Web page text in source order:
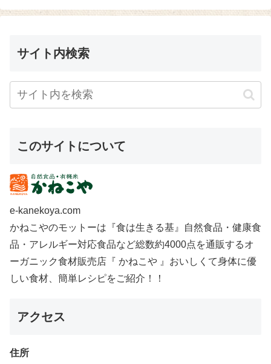
サイト内検索
このサイトについて
e-kanekoya.com
かねこやのモットーは『食は生きる基』自然食品・健康食
品・アレルギー対応食品など総数約4000点を通販するオ
ーガニック食材販売店『 かねこや 』おいしくて身体に優
しい食材、簡単レシピをご紹介！！
アクセス
住所